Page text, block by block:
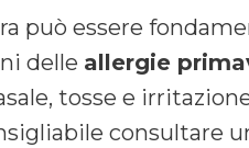
può essere
delle allergie
tosse e
consultare